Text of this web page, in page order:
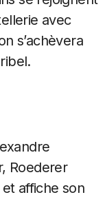
avec
s’achèvera
Roederer
affiche son